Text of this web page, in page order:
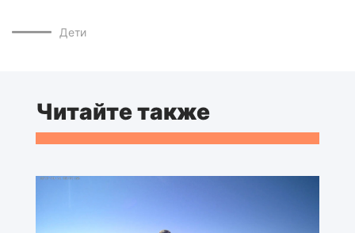
Дети
Читайте также